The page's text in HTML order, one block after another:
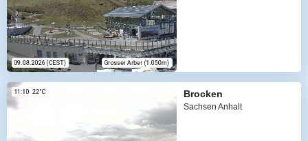
Brocken
Sachsen Anhalt